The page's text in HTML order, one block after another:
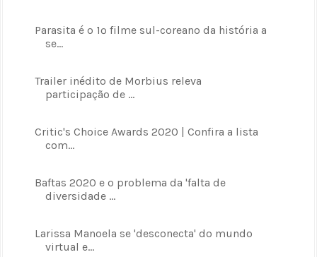
Parasita é o 1º filme sul-coreano da história a
se...
Trailer inédito de Morbius releva
participação de ...
Critic's Choice Awards 2020 | Confira a lista
com...
Baftas 2020 e o problema da 'falta de
diversidade ...
Larissa Manoela se 'desconecta' do mundo
virtual e...